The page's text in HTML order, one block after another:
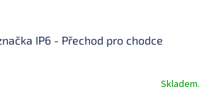
IP6 - Přechod pro chodce
Skladem.